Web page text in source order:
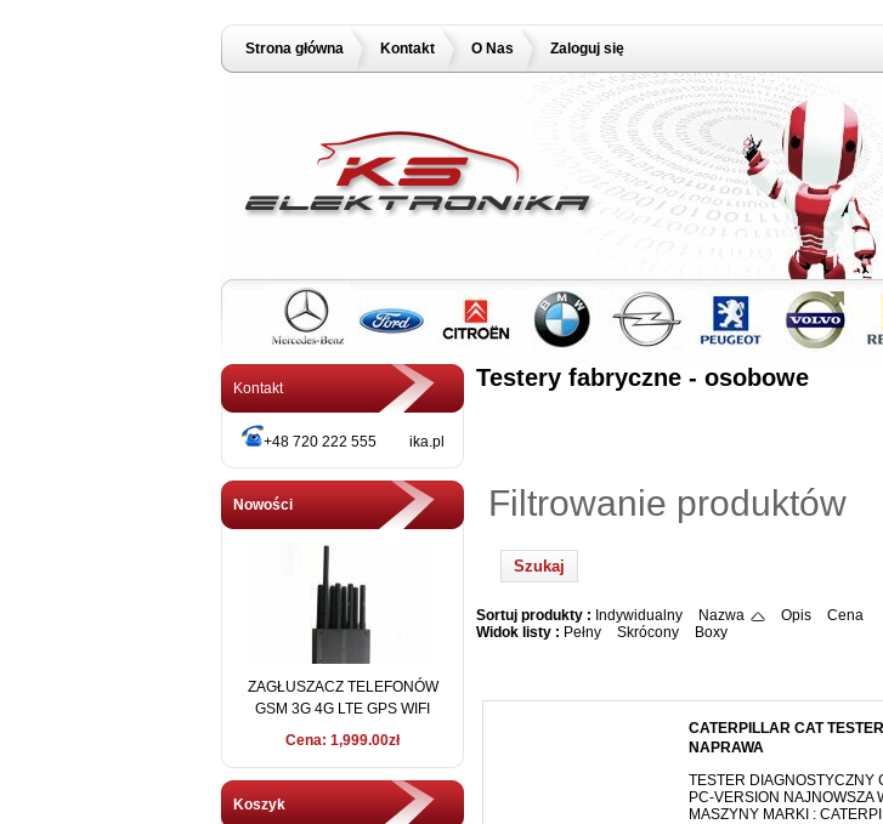
Strona główna Kontakt O Nas Zaloguj się
Kontakt
+48 720 222 555 ika.pl
Nowości
ZAGŁUSZACZ TELEFONÓW
GSM 3G 4G LTE GPS WIFI
LoJACK 15 METRÓW
Cena: 1,999.00zł
Koszyk
Testery fabryczne - osobowe
Filtrowanie produktów
Sortuj produkty : Indywidualny Nazwa Opis
Cena
Widok listy : Pełny Skrócony Boxy
CATERPILLAR CAT
NAPRAWA
TESTER DIAGNOSTYCZNY
PC-VERSION NAJNOWSZA
MASZYNY MARKI :